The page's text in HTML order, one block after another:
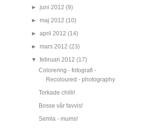
►juni 2012(9)
►maj 2012(10)
►april 2012(14)
►mars 2012(23)
▼februari 2012(17)
Colorering - fotografi -
Recoloured - photography
Torkade chilli!
Bosse vår favvis!
Semla - mums!